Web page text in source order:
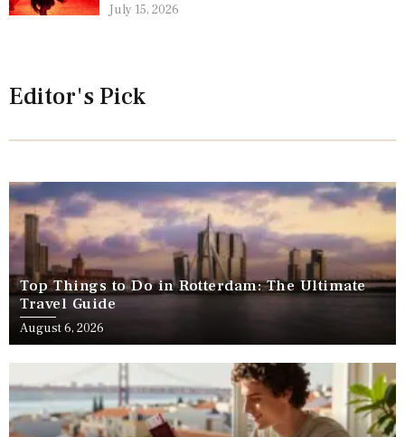
July 15, 2026
Editor's Pick
Top Things to Do in Rotterdam: The Ultimate
Travel Guide
August 6, 2026